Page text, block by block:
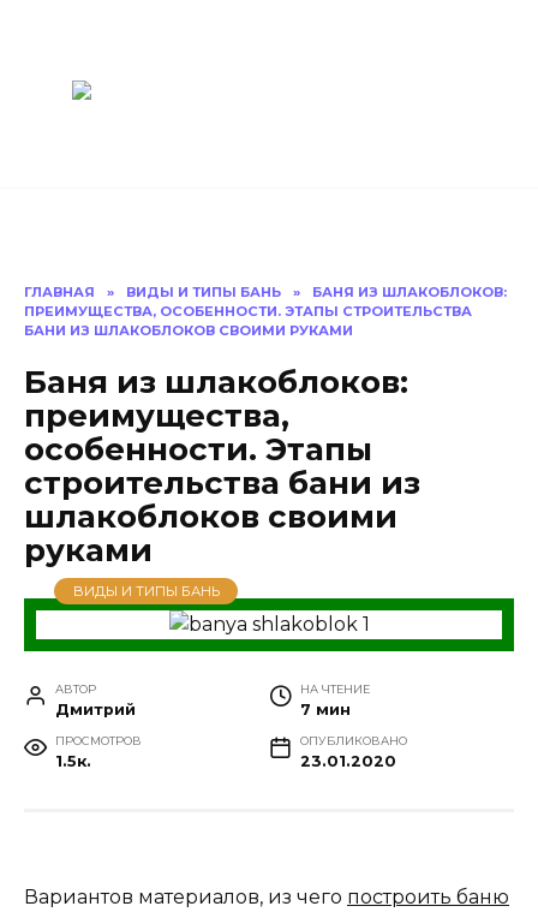
ГЛАВНАЯ » ВИДЫ И ТИПЫ БАНЬ »
БАНЯ ИЗ ШЛАКОБЛОКОВ:
ПРЕИМУЩЕСТВА, ОСОБЕННОСТИ. ЭТАПЫ СТРОИТЕЛЬСТВА
БАНИ ИЗ ШЛАКОБЛОКОВ СВОИМИ РУКАМИ
Баня из шлакоблоков:
преимущества,
особенности. Этапы
строительства бани из
шлакоблоков своими
руками
ВИДЫ И ТИПЫ БАНЬ
АВТОР
Дмитрий
НА ЧТЕНИЕ
7 мин
ПРОСМОТРОВ
1.5к.
ОПУБЛИКОВАНО
23.01.2020
Вариантов материалов, из чего построить баню